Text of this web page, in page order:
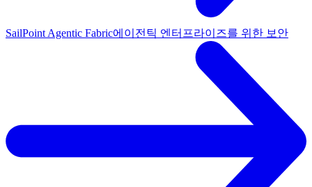
SailPoint Agentic Fabric에이전틱 엔터프라이즈를 위한 보안